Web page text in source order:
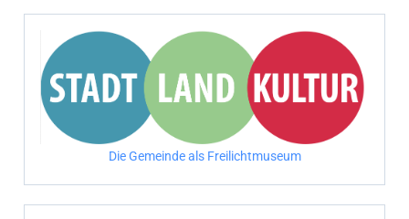
c
Die Gemeinde als Freilichtmuseum